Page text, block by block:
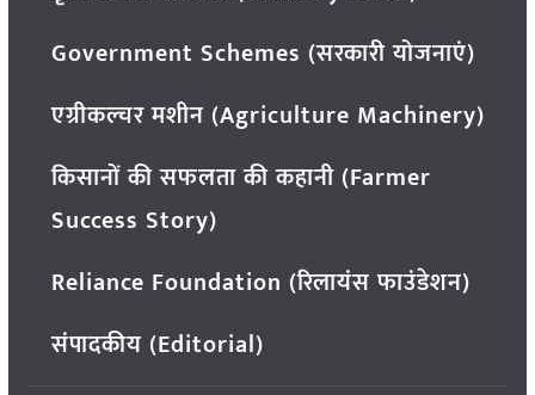
Government Schemes (सरकारी योजनाएं)
एग्रीकल्चर मशीन (Agriculture Machinery)
किसानों की सफलता की कहानी (Farmer
Success Story)
Reliance Foundation (रिलायंस फाउंडेशन)
संपादकीय (Editorial)